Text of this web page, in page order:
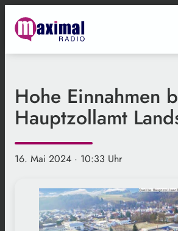
Hohe Einnahmen
Hauptzollamt
16. Mai 2024 · 10:33 Uhr